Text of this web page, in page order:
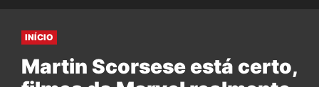
INÍCIO
Martin Scorsese está certo,